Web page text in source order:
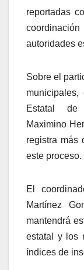
reportadas
autoridades
Sobre el
Estatal de
Maximino
registra más
este proceso.
El
Martínez
mantendrá
estatal y los
índices de